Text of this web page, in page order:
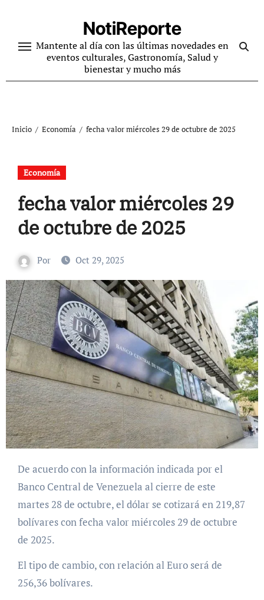
contenido
NotiReporte
Mantente al día con las últimas novedades en
eventos culturales, Gastronomía, Salud y
bienestar y mucho más
Inicio Economía fecha valor miércoles 29 de octubre de 2025
Economía
fecha valor miércoles 29
de octubre de 2025
Por Oct 29, 2025
De acuerdo con la información indicada por el
Banco Central de Venezuela al cierre de este
martes 28 de octubre, el dólar se cotizará en 219,87
bolívares con fecha valor miércoles 29 de octubre
de 2025.
El tipo de cambio, con relación al Euro será de
256,36 bolívares.